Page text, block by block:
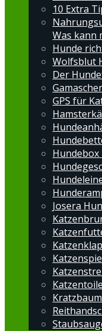
10 Extra
Was kann
Hunde
Wolfsblut
Der
GPS für
Hundebox
Josera